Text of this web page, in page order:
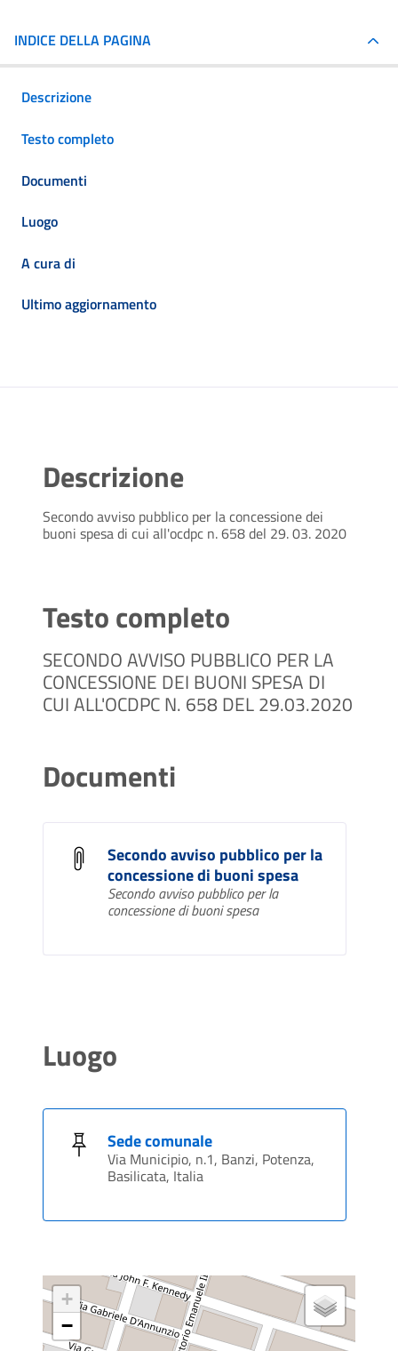
INDICE DELLA PAGINA
Descrizione
Testo completo
Documenti
Luogo
A cura di
Ultimo aggiornamento
Descrizione
Secondo avviso pubblico per la concessione dei
buoni spesa di cui all'ocdpc n. 658 del 29. 03. 2020
Testo completo
SECONDO AVVISO PUBBLICO PER LA
CONCESSIONE DEI BUONI SPESA DI
CUI ALL'OCDPC N. 658 DEL 29.03.2020
Documenti
Secondo avviso pubblico per la
concessione di buoni spesa
Secondo avviso pubblico per la
concessione di buoni spesa
Luogo
Sede comunale
Via Municipio, n.1, Banzi, Potenza,
Basilicata, Italia
+
−